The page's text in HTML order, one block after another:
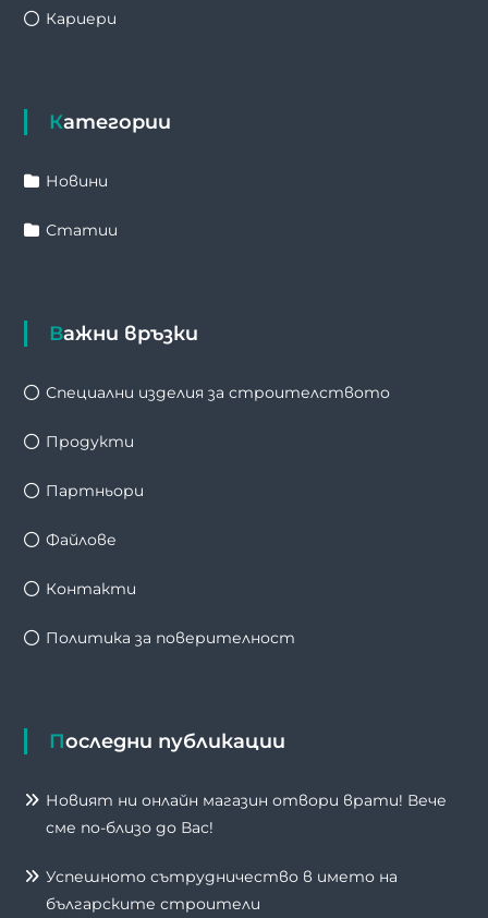
Кариери
Категории
Новини
Статии
Важни връзки
Специални изделия за строителството
Продукти
Партньори
Файлове
Контакти
Политика за поверителност
Последни публикации
Новият ни онлайн магазин отвори врати! Вече
сме по-близо до Вас!
Успешното сътрудничество в името на
българските строители